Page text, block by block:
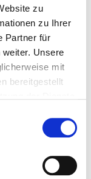
zu
zu Ihrer
Partner für
Unsere
mit
bereitgestellt
Website
GmbH